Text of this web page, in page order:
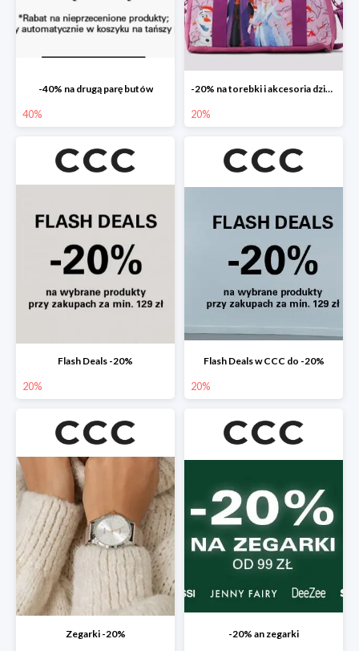
-40% na drugą parę butów
40%
-20% na torebki i akcesoria dziecięce
20%
Flash Deals -20%
20%
Flash Deals w CCC do -20%
20%
Zegarki -20% -20% an zegarki